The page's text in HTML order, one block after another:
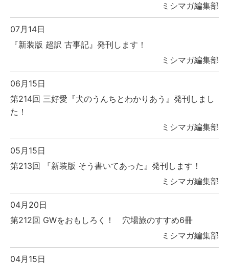
ミシマガ編集部
07月14日
『新装版 超訳 古事記』発刊します！
ミシマガ編集部
06月15日
第214回 三好愛『犬のうんちとわかりあう』発刊しまし
た！
ミシマガ編集部
05月15日
第213回 『新装版 そう書いてあった』発刊します！
ミシマガ編集部
04月20日
第212回 GWをおもしろく！ 穴場旅のすすめ6冊
ミシマガ編集部
04月15日